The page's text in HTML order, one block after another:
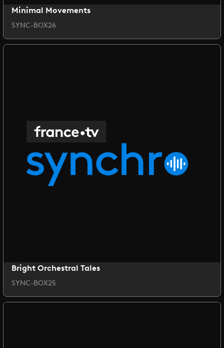
Minimal Movements
SYNC-BOX26
Bright Orchestral Tales
SYNC-BOX25